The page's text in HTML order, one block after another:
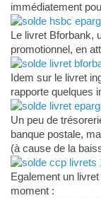
immédiatement
Le livret Bforbank,
promotionnel, en
Idem sur le livret
rapporte quelques
Un peu de
banque postale,
(à cause de la
Egalement un
moment :